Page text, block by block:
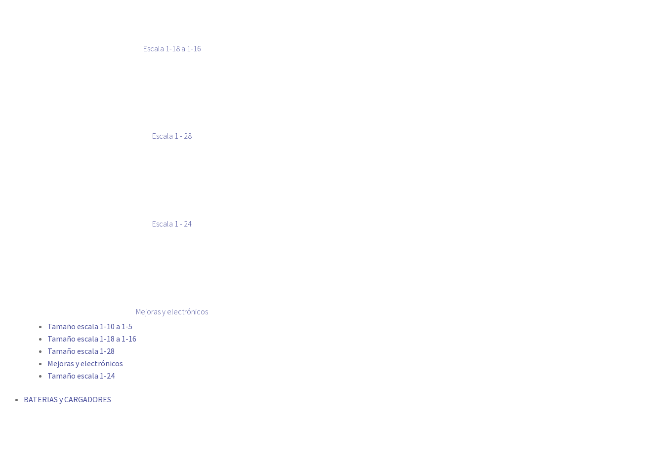
Escala 1-18 a 1-16
Escala 1 - 28
Escala 1 - 24
Mejoras y electrónicos
Tamaño escala 1-10 a 1-5
Tamaño escala 1-18 a 1-16
Tamaño escala 1-28
Mejoras y electrónicos
Tamaño escala 1-24
BATERIAS y CARGADORES